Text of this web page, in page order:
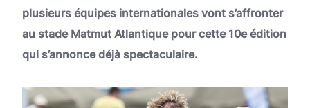
plusieurs équipes internationales vont s’affronter
au stade Matmut Atlantique pour cette 10e édition
qui s’annonce déjà spectaculaire.